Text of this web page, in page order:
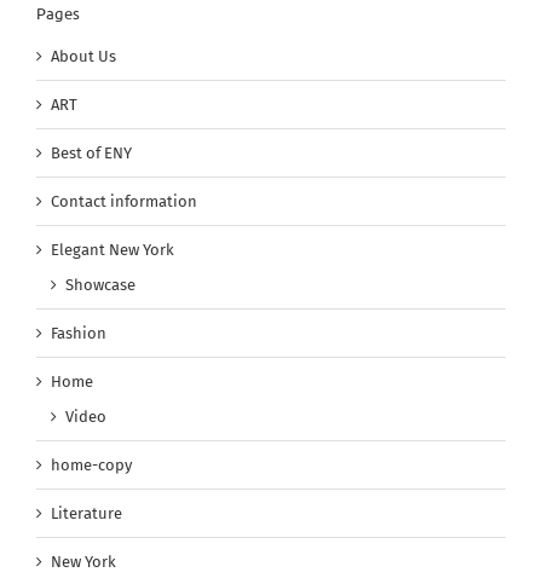
Pages
About Us
ART
Best of ENY
Contact information
Elegant New York
Showcase
Fashion
Home
Video
home-copy
Literature
New York